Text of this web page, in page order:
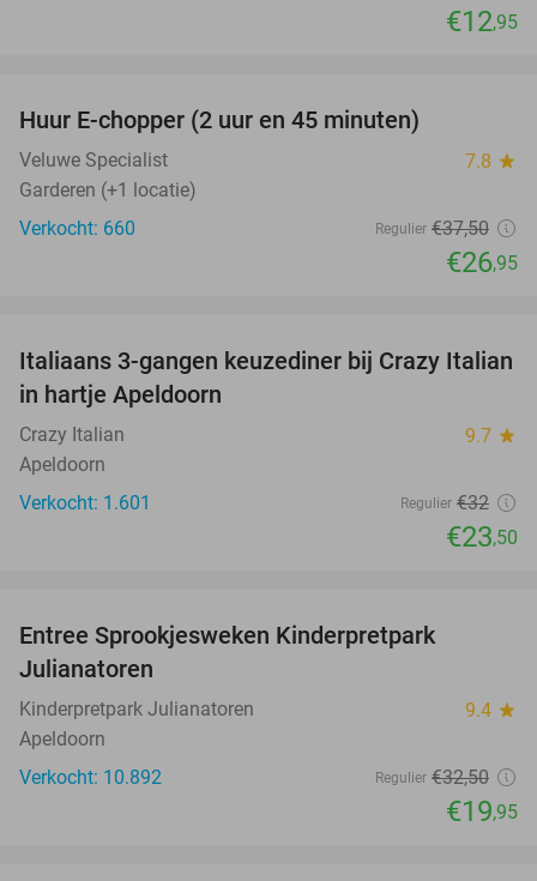
€12,95
Huur E-chopper (2 uur en 45 minuten)
Veluwe Specialist 7.8 star
Garderen (+1 locatie)
Verkocht: 660
Regulier €37,50
€26,95
27%
Italiaans 3-gangen keuzediner bij Crazy Italian
in hartje Apeldoorn
Crazy Italian 9.7 star
Apeldoorn
Verkocht: 1.601
Regulier €32
€23,50
Entree Sprookjesweken Kinderpretpark
Julianatoren
Kinderpretpark Julianatoren 9.4 star
Apeldoorn
Verkocht: 10.892
Regulier €32,50
€19,95